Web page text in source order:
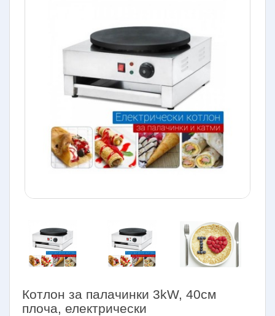
Котлон за палачинки 3kW, 40см
плоча, електрически